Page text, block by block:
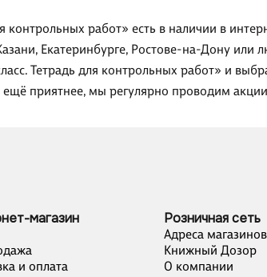
контрольных работ» есть в наличии в
Екатеринбурге, Ростове-на-Дону
Тетрадь для контрольных работ» и
приятнее, мы регулярно проводим
магазин
и оплата
Розничная сеть
Адреса магазинов
Книжный Дозор
О компании